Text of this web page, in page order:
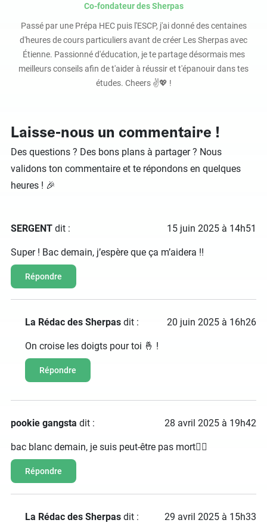
Co-fondateur des Sherpas
Passé par une Prépa HEC puis l'ESCP, j'ai donné des centaines
d'heures de cours particuliers avant de créer Les Sherpas avec
Étienne. Passionné d'éducation, je te partage désormais mes
meilleurs conseils afin de t'aider à réussir et t'épanouir dans tes
études. Cheers ✌️💖 !
Laisse-nous un commentaire !
Des questions ? Des bons plans à partager ? Nous
validons ton commentaire et te répondons en quelques
heures ! 🎉
SERGENT dit : 15 juin 2025 à 14h51
Super ! Bac demain, j’espère que ça m’aidera !!
Répondre
La Rédac des Sherpas dit : 20 juin 2025 à 16h26
On croise les doigts pour toi 🤞 !
Répondre
pookie gangsta dit : 28 avril 2025 à 19h42
bac blanc demain, je suis peut-être pas mort☝🏻
Répondre
La Rédac des Sherpas dit : 29 avril 2025 à 15h33